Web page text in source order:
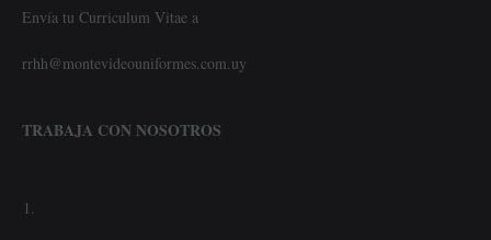
Envía tu Curriculum Vitae a
rrhh@montevideouniformes.com.uy
TRABAJA CON NOSOTROS